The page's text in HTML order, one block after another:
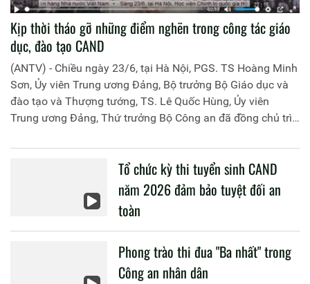
Kịp thời tháo gỡ những điểm nghẽn trong công tác giáo
dục, đào tạo CAND
(ANTV) - Chiều ngày 23/6, tại Hà Nội, PGS. TS Hoàng Minh
Sơn, Ủy viên Trung ương Đảng, Bộ trưởng Bộ Giáo dục và
đào tạo và Thượng tướng, TS. Lê Quốc Hùng, Ủy viên
Trung ương Đảng, Thứ trưởng Bộ Công an đã đồng chủ trì
liên quan đến công tác giáo dục và đào tạo của lực lượng
Tổ chức kỳ thi tuyển sinh CAND
năm 2026 đảm bảo tuyệt đối an
toàn
Phong trào thi đua "Ba nhất" trong
Công an nhân dân